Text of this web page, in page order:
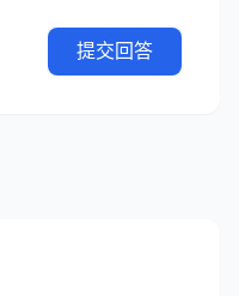
提交回答